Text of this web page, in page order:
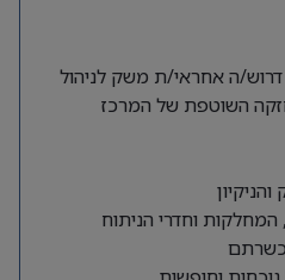
דרוש/ה אחראי/ת משק לניהול
השוטפת של המרכז
וחדרי הניתוח